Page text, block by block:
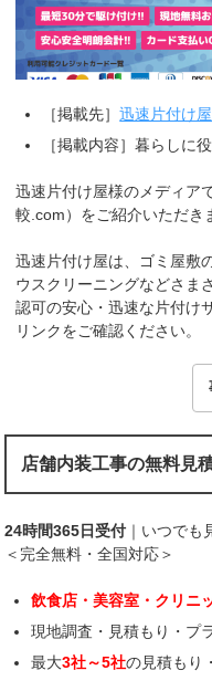
［掲載先］迅速片付け屋
［掲載内容］暮らしに
迅速片付け屋様のメディア
較.com）をご紹介いただき
迅速片付け屋は、ゴミ屋敷
ウスクリーニングなどさま
認可の安心・迅速な片付け
リンクをご確認ください。
店舗内装工事の無料見
24時間365日受付 ｜いつでも
＜完全無料・全国対応＞
飲食店・美容室・クリニ
現地調査・見積もり・プ
最大3社～5社の見積もり